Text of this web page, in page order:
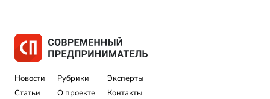
Новости
Статьи
Рубрики
О проекте
Эксперты
Контакты